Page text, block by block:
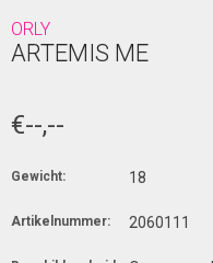
ORLY
ARTEMIS ME
€--,--
Gewicht: 18
Artikelnummer: 2060111